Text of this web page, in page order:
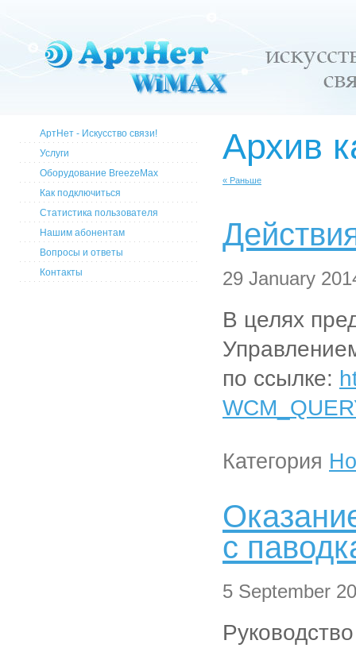
АртНет - Искусство связи!
Услуги
Оборудование BreezeMax
Как подключиться
Статистика пользователя
Нашим абонентам
Вопросы и ответы
Контакты
Архив
« Раньше
29 January
В целях
по ссылке:
Категория
с
5 September